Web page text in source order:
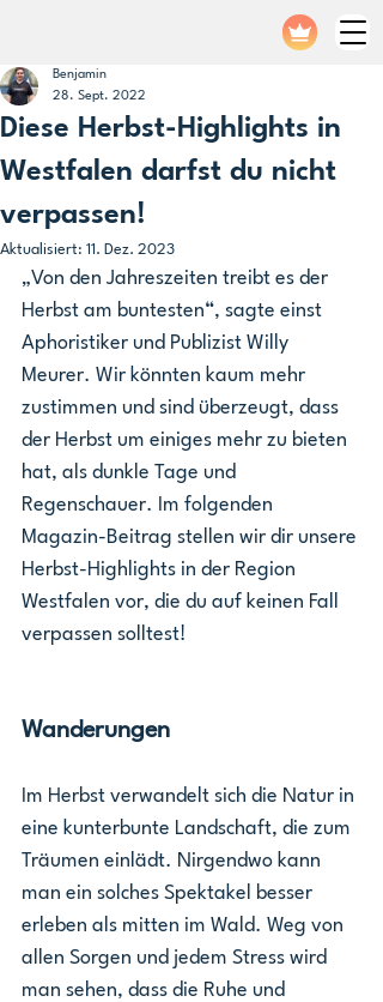
Diese Herbst-Highlights in
Westfalen darfst du nicht
verpassen!
Benjamin
28. Sept. 2022
Aktualisiert: 11. Dez. 2023
„Von den Jahreszeiten treibt es der
Herbst am buntesten“, sagte einst
Aphoristiker und Publizist Willy
Meurer. Wir könnten kaum mehr
zustimmen und sind überzeugt, dass
der Herbst um einiges mehr zu bieten
hat, als dunkle Tage und
Regenschauer. Im folgenden
Magazin-Beitrag stellen wir dir unsere
Herbst-Highlights in der Region
Westfalen vor, die du auf keinen Fall
verpassen solltest!
Wanderungen
Im Herbst verwandelt sich die Natur in
eine kunterbunte Landschaft, die zum
Träumen einlädt. Nirgendwo kann
man ein solches Spektakel besser
erleben als mitten im Wald. Weg von
allen Sorgen und jedem Stress wird
man sehen, dass die Ruhe und